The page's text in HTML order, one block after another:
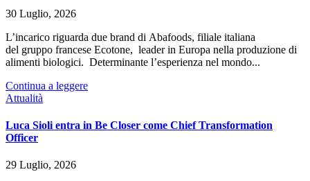
30 Luglio, 2026
L’incarico riguarda due brand di Abafoods, filiale italiana
del gruppo francese Ecotone, leader in Europa nella produzione di
alimenti biologici. Determinante l’esperienza nel mondo...
Continua a leggere
Attualità
Luca Sioli entra in Be Closer come Chief Transformation
Officer
29 Luglio, 2026